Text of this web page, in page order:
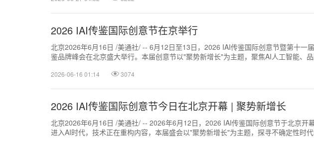
2026 IAI传鉴国际创意节在京举行
北京2026年6月16日 /美通社/ -- 6月12日至13日，2026 IAI传鉴国际创意节暨第十一
鉴品牌峰会在北京盛大举行。本届创意节以"聚势新增长"为主题，聚焦AI人工智能、品
2026-06-16 01:14 3074
2026 IAI传鉴国际创意节今日在北京开幕 | 聚势新增长
北京2026年6月16日 /美通社/ -- 2026年6月12日，2026 IAI传鉴国际创意节于北京开幕
进入AI时代，技术正在重构内容，本届盛会以"聚势新增长"为主题，探寻不确定性时